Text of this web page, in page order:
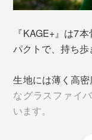
JIS規格の遮熱試験JIS L
実際には、地面
異もありますが
の炎天下ならなお
耐水圧は
報が出るレベル
『KAGE+』は7
パクトで、持ち歩
生地には薄く高
なグラスファイ
います。